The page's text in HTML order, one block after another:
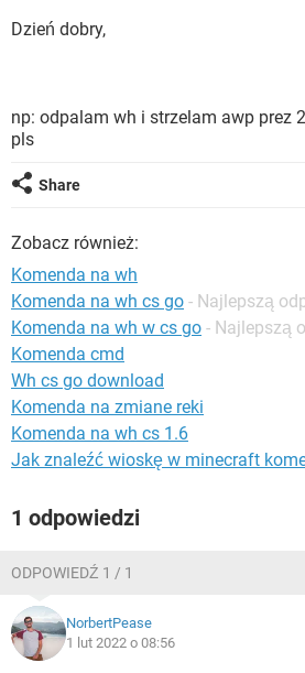
WINDOWS 10
GRY
WINDOWS 10
Dzień dobry,
np: odpalam wh i strzelam awp prez
pls
Share
Zobacz również:
Komenda na wh
Komenda na wh cs go - Najlepszą
Komenda na wh w cs go - Najlepszą
Komenda cmd
Wh cs go download
Komenda na zmiane reki
Komenda na wh cs 1.6
Jak znaleźć wioskę w minecraft
1 odpowiedzi
ODPOWIEDŹ 1 / 1
NorbertPease
1 lut 2022 o 08:56